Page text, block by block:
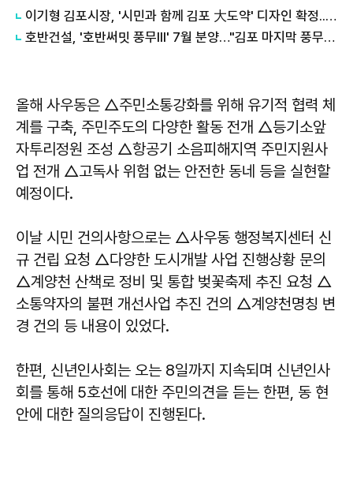
이기형 김포시장, '시민과 함께 김포 大도약' 디자인 확정...민선 9기 비전 시각화
호반건설, '호반써밋 풍무III' 7월 분양…"김포 마지막 풍무역세권 나온다"
올해 사우동은 △주민소통강화를 위해 유기적 협력 체
계를 구축, 주민주도의 다양한 활동 전개 △등기소앞
자투리정원 조성 △항공기 소음피해지역 주민지원사
업 전개 △고독사 위험 없는 안전한 동네 등을 실현할
예정이다.
이날 시민 건의사항으로는 △사우동 행정복지센터 신
규 건립 요청 △다양한 도시개발 사업 진행상황 문의
△계양천 산책로 정비 및 통합 벚꽃축제 추진 요청 △
소통약자의 불편 개선사업 추진 건의 △계양천명칭 변
경 건의 등 내용이 있었다.
한편, 신년인사회는 오는 8일까지 지속되며 신년인사
회를 통해 5호선에 대한 주민의견을 듣는 한편, 동 현
안에 대한 질의응답이 진행된다.